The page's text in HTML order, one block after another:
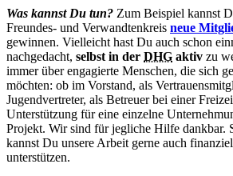
Was kannst Du tun? Zum Beispiel kannst
Freundes- und Verwandtenkreis neue
gewinnen. Vielleicht hast Du auch schon
nachgedacht, selbst in der DHG aktiv zu
immer über engagierte Menschen, die sich
möchten: ob im Vorstand, als
Jugendvertreter, als Betreuer bei einer
Unterstützung für eine einzelne
Projekt. Wir sind für jegliche Hilfe dankbar.
kannst Du unsere Arbeit gerne auch
unterstützen.